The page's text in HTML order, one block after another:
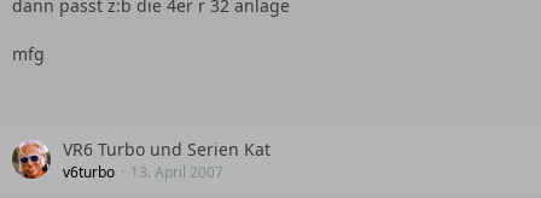
dann passt z:b die 4er r 32 anlage
mfg
VR6 Turbo und Serien Kat
v6turbo 13. April 2007